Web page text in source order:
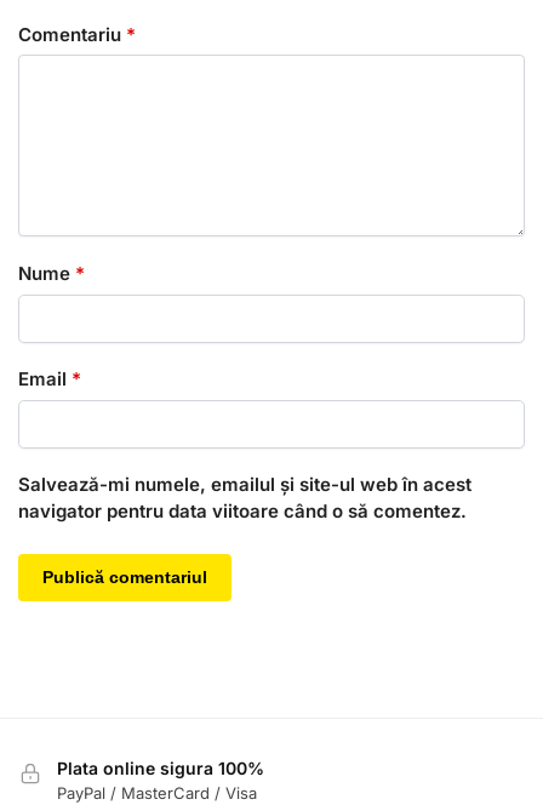
Comentariu *
Nume *
Email *
Salvează-mi numele, emailul și site-ul web în acest
navigator pentru data viitoare când o să comentez.
Plata online sigura 100%
PayPal / MasterCard / Visa